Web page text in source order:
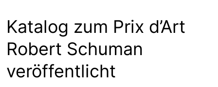
Katalog zum Prix d’Art
Robert Schuman
veröffentlicht